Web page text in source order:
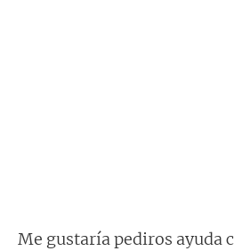
Me gustaría pediros ayuda